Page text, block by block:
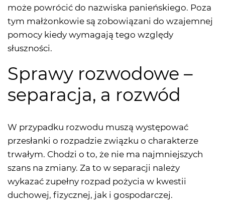
może powrócić do nazwiska panieńskiego. Poza
tym małżonkowie są zobowiązani do wzajemnej
pomocy kiedy wymagają tego względy
słuszności.
Sprawy rozwodowe –
separacja, a rozwód
W przypadku rozwodu muszą występować
przesłanki o rozpadzie związku o charakterze
trwałym. Chodzi o to, że nie ma najmniejszych
szans na zmiany. Za to w separacji należy
wykazać zupełny rozpad pożycia w kwestii
duchowej, fizycznej, jak i gospodarczej.